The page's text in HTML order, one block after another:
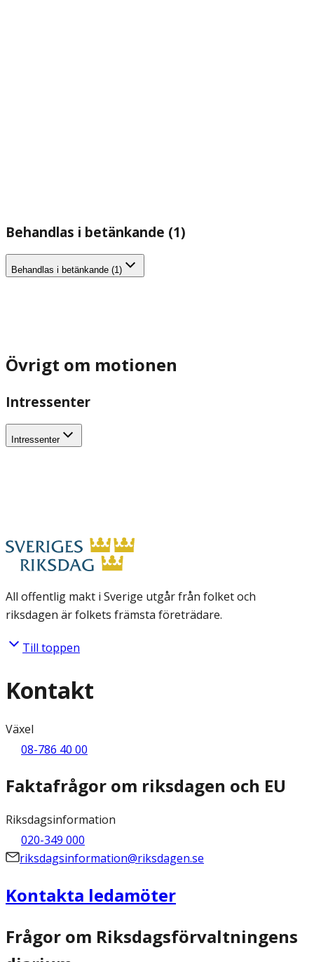
Behandlas i betänkande (1)
Behandlas i betänkande (1)
Övrigt om motionen
Intressenter
Intressenter
All offentlig makt i Sverige utgår från folket och
riksdagen är folkets främsta företrädare.
Till toppen
Kontakt
Växel
08-786 40 00
Faktafrågor om riksdagen och EU
Riksdagsinformation
020-349 000
riksdagsinformation@riksdagen.se
Kontakta ledamöter
Frågor om Riksdagsförvaltningens